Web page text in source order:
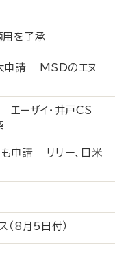
用を了承
申請 MSDのエヌ
ーザイ・井戸CS
申請 リリー、日米
ス（8月5日付）